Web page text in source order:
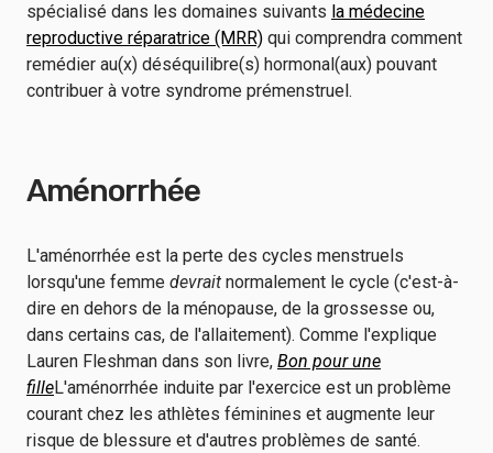
spécialisé dans les domaines suivants la médecine
reproductive réparatrice (MRR) qui comprendra comment
remédier au(x) déséquilibre(s) hormonal(aux) pouvant
contribuer à votre syndrome prémenstruel.
Aménorrhée
L'aménorrhée est la perte des cycles menstruels
lorsqu'une femme devrait normalement le cycle (c'est-à-
dire en dehors de la ménopause, de la grossesse ou,
dans certains cas, de l'allaitement). Comme l'explique
Lauren Fleshman dans son livre, Bon pour une
filleL'aménorrhée induite par l'exercice est un problème
courant chez les athlètes féminines et augmente leur
risque de blessure et d'autres problèmes de santé.